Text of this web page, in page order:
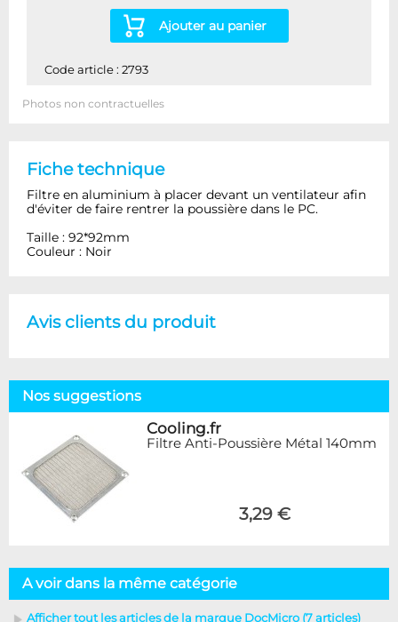
Ajouter au panier
Code article : 2793
Photos non contractuelles
Fiche technique
Filtre en aluminium à placer devant un ventilateur afin
d'éviter de faire rentrer la poussière dans le PC.
Taille : 92*92mm
Couleur : Noir
Avis clients du produit
Nos suggestions
Cooling.fr
Filtre Anti-Poussière Métal 140mm
3,29 €
A voir dans la même catégorie
Afficher tout les articles de la marque DocMicro (7 articles)